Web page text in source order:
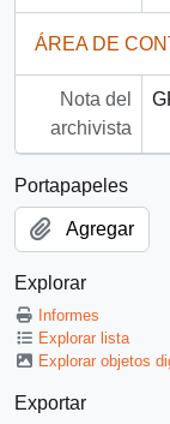
ÁREA DE
Nota del
archivista
Portapapeles
Agregar
Explorar
Informes
Explorar lista
Explorar objetos
Exportar